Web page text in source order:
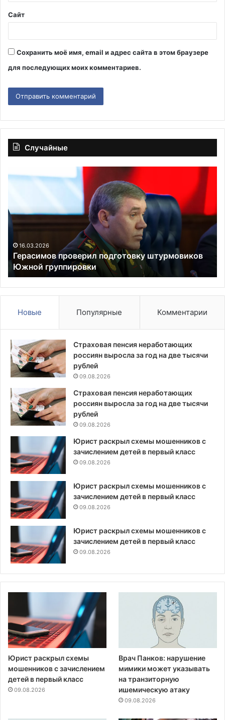
*
Сайт
Сохранить моё имя, email и адрес сайта в этом браузере
для последующих моих комментариев.
Случайные
проверил
Южной
группировки
16.03.2026
Герасимов проверил подготовку штурмовиков
Южной группировки
Новые Популярные Комментарии
Страховая пенсия неработающих
россиян выросла за год на две тысячи
рублей
09.08.2026
Страховая пенсия неработающих
россиян выросла за год на две тысячи
рублей
09.08.2026
Юрист раскрыл схемы мошенников с
зачислением детей в первый класс
09.08.2026
Юрист раскрыл схемы мошенников с
зачислением детей в первый класс
09.08.2026
Юрист раскрыл схемы мошенников с
зачислением детей в первый класс
09.08.2026
Юрист раскрыл схемы
мошенников с зачислением
детей в первый класс
09.08.2026
Врач Панков: нарушение
мимики может указывать
на транзиторную
ишемическую атаку
09.08.2026